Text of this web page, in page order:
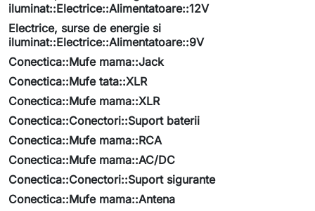
iluminat::Electrice::Alimentatoare::12V
Electrice, surse de energie si
iluminat::Electrice::Alimentatoare::9V
Conectica::Mufe mama::Jack
Conectica::Mufe tata::XLR
Conectica::Mufe mama::XLR
Conectica::Conectori::Suport baterii
Conectica::Mufe mama::RCA
Conectica::Mufe mama::AC/DC
Conectica::Conectori::Suport sigurante
Conectica::Mufe mama::Antena